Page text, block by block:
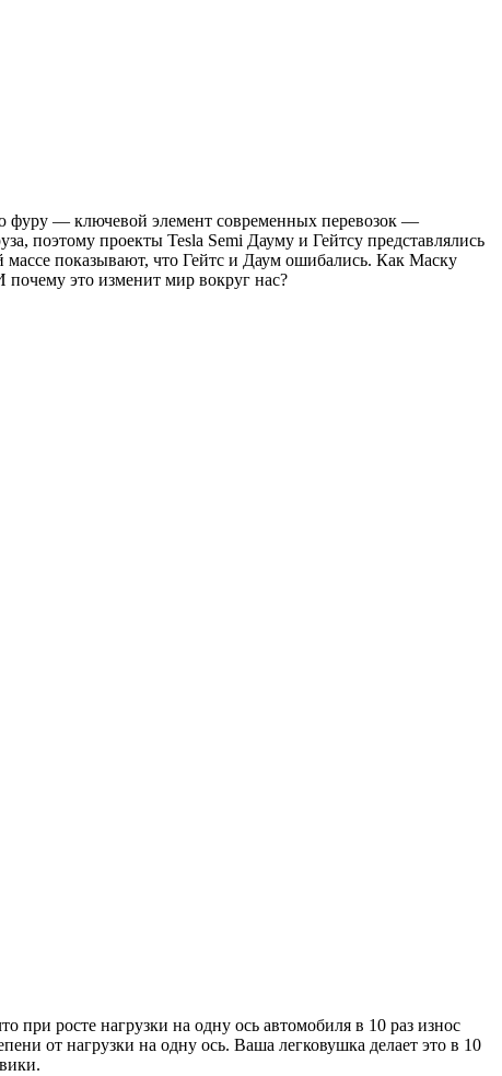
фуру — ключевой элемент современных перевозок —
поэтому проекты Tesla Semi Дауму и Гейтсу представлялись
показывают, что Гейтс и Даум ошибались. Как Маску
почему это изменит мир вокруг нас?
при росте нагрузки на одну ось автомобиля в 10 раз износ
от нагрузки на одну ось. Ваша легковушка делает это в 10